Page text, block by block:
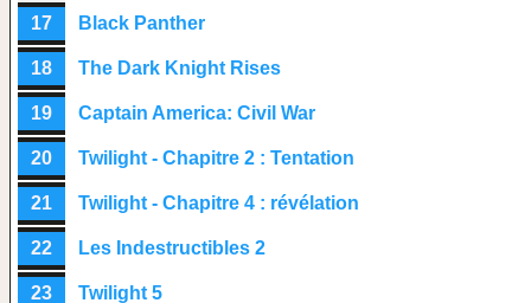
17 Black Panther
18 The Dark Knight Rises
19 Captain America: Civil War
20 Twilight - Chapitre 2 : Tentation
21 Twilight - Chapitre 4 : révélation
22 Les Indestructibles 2
23 Twilight 5